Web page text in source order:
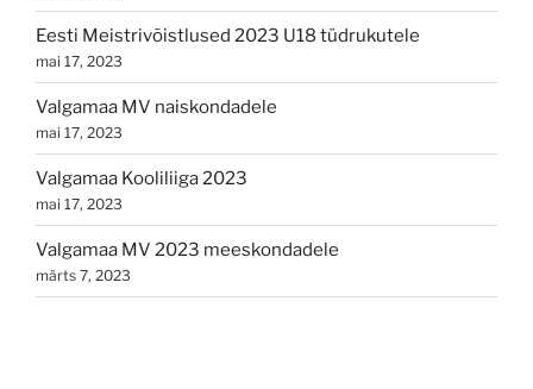
Eesti Meistrivõistlused 2023 U18 tüdrukutele
mai 17, 2023
Valgamaa MV naiskondadele
mai 17, 2023
Valgamaa Kooliliiga 2023
mai 17, 2023
Valgamaa MV 2023 meeskondadele
märts 7, 2023